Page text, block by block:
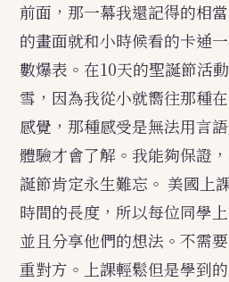
前面，那一幕我還記得的相
的畫面就和小時候看的卡通
數爆表。在10天的聖誕節活
雪，因為我從小就嚮往那種
感覺，那種感受是無法用言
體驗才會了解。我能夠保證
誕節肯定永生難忘。 美國上
時間的長度，所以每位同學
並且分享他們的想法。不需
重對方。上課輕鬆但是學到